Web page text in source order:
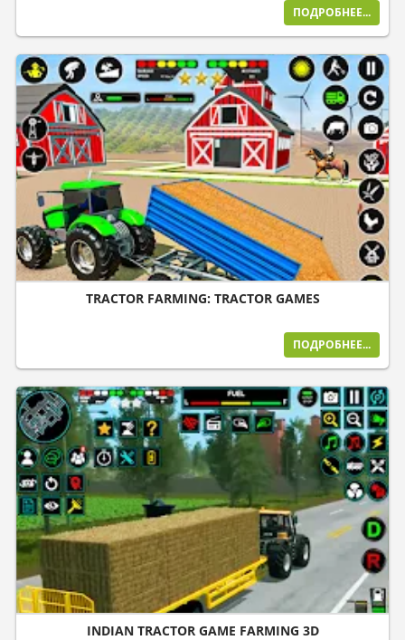
ПОДРОБНЕЕ...
TRACTOR FARMING: TRACTOR GAMES
ПОДРОБНЕЕ...
INDIAN TRACTOR GAME FARMING 3D